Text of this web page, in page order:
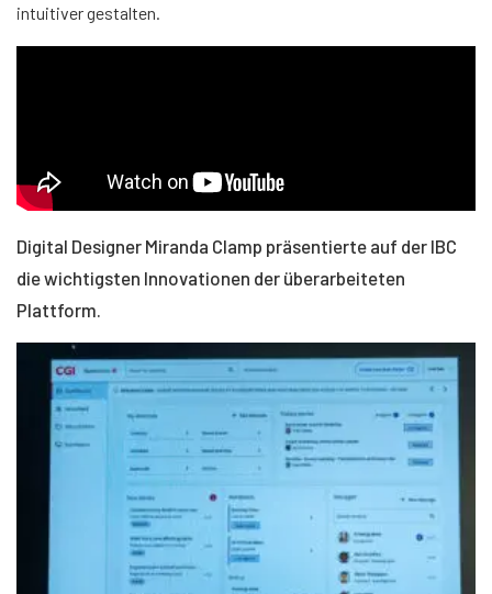
intuitiver gestalten.
Digital Designer Miranda Clamp präsentierte auf der IBC
die wichtigsten Innovationen der überarbeiteten
Plattform.